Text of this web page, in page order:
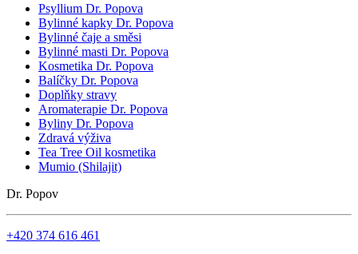
Psyllium Dr. Popova
Bylinné kapky Dr. Popova
Bylinné čaje a směsi
Bylinné masti Dr. Popova
Kosmetika Dr. Popova
Balíčky Dr. Popova
Doplňky stravy
Aromaterapie Dr. Popova
Byliny Dr. Popova
Zdravá výživa
Tea Tree Oil kosmetika
Mumio (Shilajit)
Dr. Popov
+420 374 616 461